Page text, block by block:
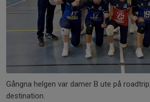
Gångna helgen var damer B ute på
destination.